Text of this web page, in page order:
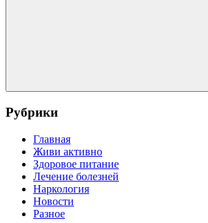
Поиск
Рубрики
Главная
Живи активно
Здоровое питание
Лечение болезней
Наркология
Новости
Разное